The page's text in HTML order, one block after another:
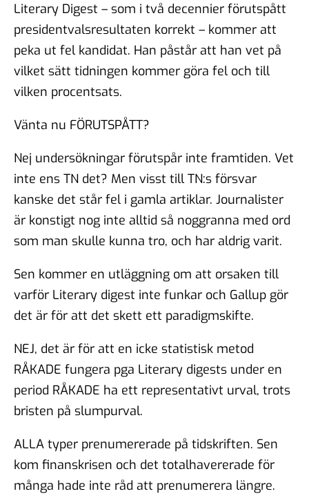
Literary Digest – som i två decennier förutspått
presidentvalsresultaten korrekt – kommer att
peka ut fel kandidat. Han påstår att han vet på
vilket sätt tidningen kommer göra fel och till
vilken procentsats.
Vänta nu FÖRUTSPÅTT?
Nej undersökningar förutspår inte framtiden. Vet
inte ens TN det? Men visst till TN:s försvar
kanske det står fel i gamla artiklar. Journalister
är konstigt nog inte alltid så noggranna med ord
som man skulle kunna tro, och har aldrig varit.
Sen kommer en utläggning om att orsaken till
varför Literary digest inte funkar och Gallup gör
det är för att det skett ett paradigmskifte.
NEJ, det är för att en icke statistisk metod
RÅKADE fungera pga Literary digests under en
period RÅKADE ha ett representativt urval, trots
bristen på slumpurval.
ALLA typer prenumererade på tidskriften. Sen
kom finanskrisen och det totalhavererade för
många hade inte råd att prenumerera längre.